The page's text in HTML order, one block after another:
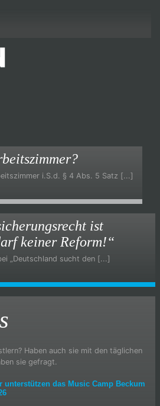
i.S.d. § 4 Abs. 5 Satz [...]
ist
keiner Reform!“
„Deutschland sucht den [...]
Haben auch sie mit den täglichen
sie gefragt.
unterstützen das Music Camp Beckum